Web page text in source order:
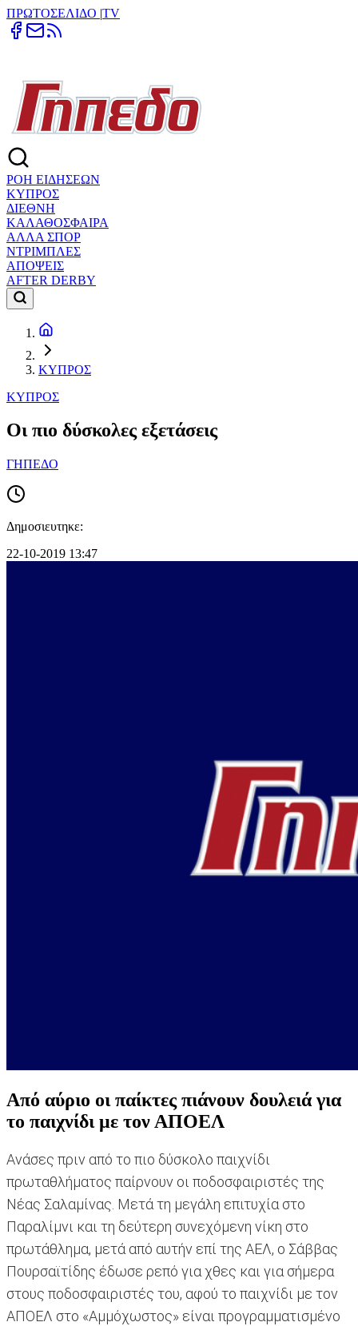
ΠΡΩΤΟΣΕΛΙΔΟ |TV
ΡΟΗ ΕΙΔΗΣΕΩΝ
ΚΥΠΡΟΣ
ΔΙΕΘΝΗ
ΚΑΛΑΘΟΣΦΑΙΡΑ
ΑΛΛΑ ΣΠΟΡ
ΝΤΡΙΜΠΛΕΣ
ΑΠΟΨΕΙΣ
AFTER DERBY
ΚΥΠΡΟΣ
ΚΥΠΡΟΣ
Οι πιο δύσκολες εξετάσεις
ΓΗΠΕΔΟ
Δημοσιευτηκε:
22-10-2019 13:47
Από αύριο οι παίκτες πιάνουν δουλειά για
το παιχνίδι με τον ΑΠΟΕΛ
Ανάσες πριν από το πιο δύσκολο παιχνίδι
πρωταθλήματος παίρνουν οι ποδοσφαιριστές της
Νέας Σαλαμίνας. Μετά τη μεγάλη επιτυχία στο
Παραλίμνι και τη δεύτερη συνεχόμενη νίκη στο
πρωτάθλημα, μετά από αυτήν επί της ΑΕΛ, ο Σάββας
Πουρσαϊτίδης έδωσε ρεπό για χθες και για σήμερα
στους ποδοσφαιριστές του, αφού το παιχνίδι με τον
ΑΠΟΕΛ στο «Αμμόχωστος» είναι προγραμματισμένο